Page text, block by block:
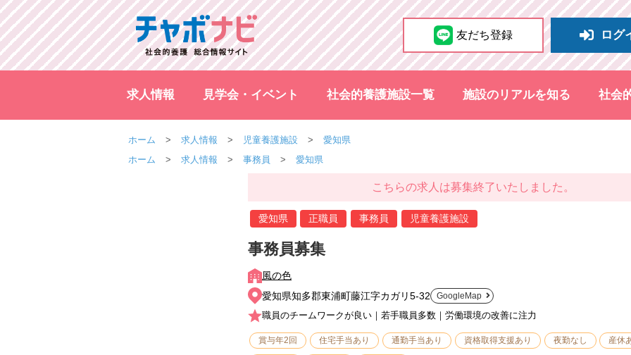
友だち登録 ログ
求人情報 見学会・イベント 社会的養護施設一覧 施設のリアルを知る 社会
ホーム 求人情報 児童養護施設
愛知県
ホーム
求人情報 事務員 愛知県
こちらの求人は募集終了いたしました。
愛知県 正職員 事務員 児童養護施設
事務員募集
風の色
愛知県知多郡東浦町藤江字カガリ5-32
GoogleMap
職員のチームワークが良い｜若手職員多数｜労働環境の改善に注力
賞与年2回 住宅手当あり 通勤手当あり 資格取得支援あり 夜勤なし 産休